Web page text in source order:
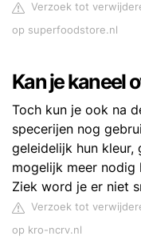
Verzoek tot
op superfoodstore.nl
Kan je kaneel
Toch kun je ook na
specerijen nog
geleidelijk hun kleur,
mogelijk meer
Ziek word je er niet
Verzoek tot
op kro-ncrv.nl